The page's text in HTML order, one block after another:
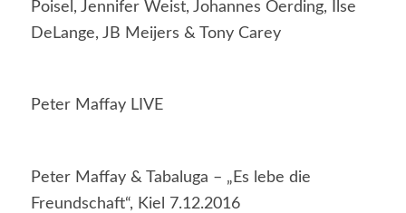
Poisel, Jennifer Weist, Johannes Oerding, Ilse
DeLange, JB Meijers & Tony Carey
Peter Maffay LIVE
Peter Maffay & Tabaluga – „Es lebe die
Freundschaft“, Kiel 7.12.2016